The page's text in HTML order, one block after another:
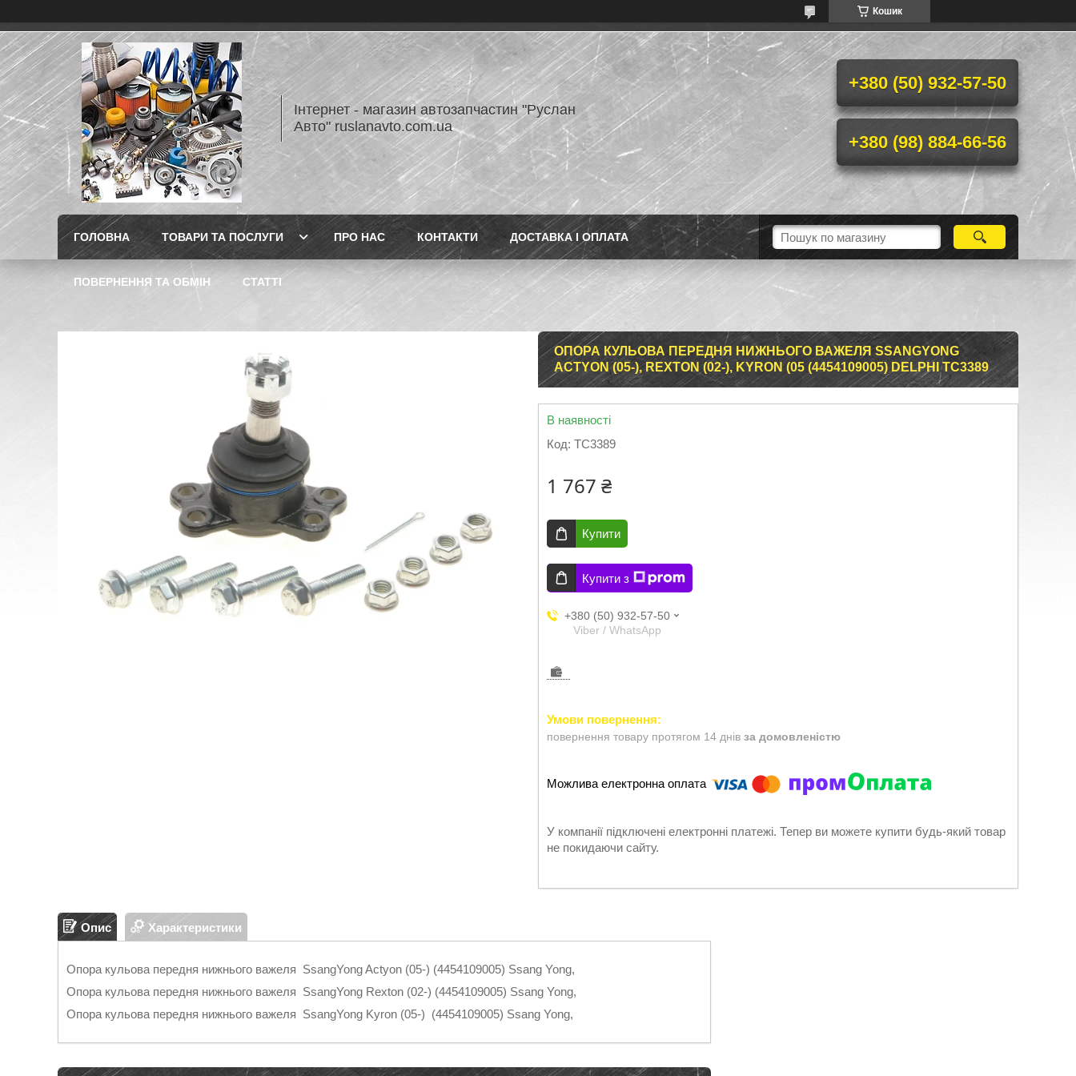
Кошик
Інтернет - магазин автозапчастин "Руслан
Авто" ruslanavto.com.ua
+380 (50) 932-57-50
+380 (98) 884-66-56
ГОЛОВНА ТОВАРИ ТА ПОСЛУГИ ПРО НАС КОНТАКТИ ДОСТАВКА І ОПЛАТА
ПОВЕРНЕННЯ ТА ОБМІН СТАТТІ
ОПОРА КУЛЬОВА ПЕРЕДНЯ НИЖНЬОГО ВАЖЕЛЯ SSANGYONG
ACTYON (05-), REXTON (02-), KYRON (05 (4454109005) DELPHI TC3389
В наявності
Код: TC3389
1 767 ₴
Купити
Купити з
+380 (50) 932-57-50
Viber / WhatsApp
повернення товару протягом 14 днів за домовленістю
У компанії підключені електронні платежі. Тепер ви можете купити будь-який товар
не покидаючи сайту.
Опис Характеристики
Опора кульова передня нижнього важеля SsangYong Actyon (05-) (4454109005) Ssang Yong,
Опора кульова передня нижнього важеля SsangYong Rexton (02-) (4454109005) Ssang Yong,
Опора кульова передня нижнього важеля SsangYong Kyron (05-) (4454109005) Ssang Yong,